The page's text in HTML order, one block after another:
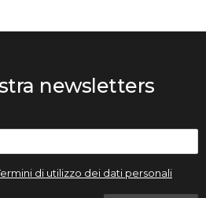
newsletters
di utilizzo dei dati personali